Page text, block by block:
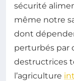
sécurité
même notre
dont
perturbés par
destructrices
l’agriculture